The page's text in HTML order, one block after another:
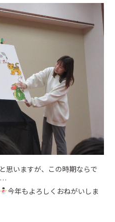
合わせ
9261
／9:00～17:00
合わせ
い合わせは
付中
思いますが、この時期ならで
…
今年もよろしくおねがいしま